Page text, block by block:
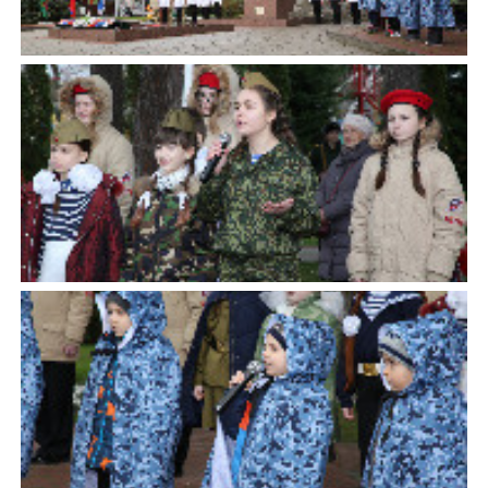
Видеогалерея
WEB-
камеры
Карта
РУКОВОДИТЕЛИ
Глава
муниципального
образования
Список
руководителей
КОНТАКТЫ
Официальные
визиты
и
рабочие
поездки
Результаты
проверок
Профсоюзные
организации
и
время
приема
Порядок
обжалования
Обзоры
обращений
лиц
Законодательная
карта
Порядок
оказания
бесплатной
юридической
помощи
Контрольно-
ревизионная
и
экспертно-
деятельность
коррупции
служба
Информация
о
закупках
товаров,
работ,
услуг